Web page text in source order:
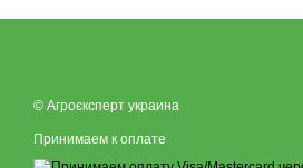
© Агроєксперт украина
Принимаем к оплате